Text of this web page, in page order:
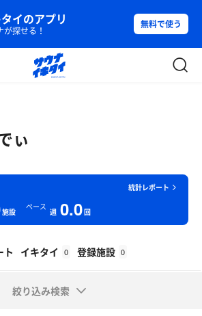
イのアプリ
探せる！
無料で使う
ぃ
統計レポート
施設
ペース
週 0.0回
ト イキタイ 0 登録施設 0
絞り込み検索